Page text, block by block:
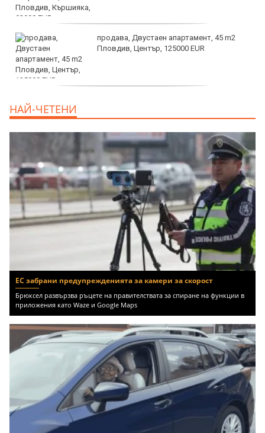
продава, Двустаен апартамент, 45 m2
Пловдив, Център, 125000 EUR
НАЙ-ЧЕТЕНИ
ЕС забрани предупрежденията за камери за скорост
Брюксел развързва ръцете на правителствата за спиране на функции в
приложения като Waze и Google Maps